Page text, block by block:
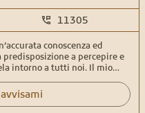
11305
conoscenza ed
a percepire e
intorno a tutti noi. Il mio
sciogliendo i dubbi, dando
significato ai vostri sogni.